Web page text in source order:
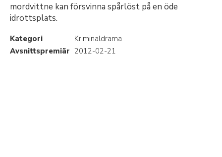
mordvittne kan försvinna spårlöst på en öde
idrottsplats.
Kategori
Kriminaldrama
Avsnittspremiär 2012-02-21